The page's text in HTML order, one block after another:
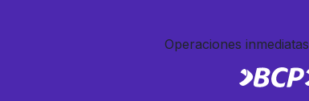
Operaciones inmediatas